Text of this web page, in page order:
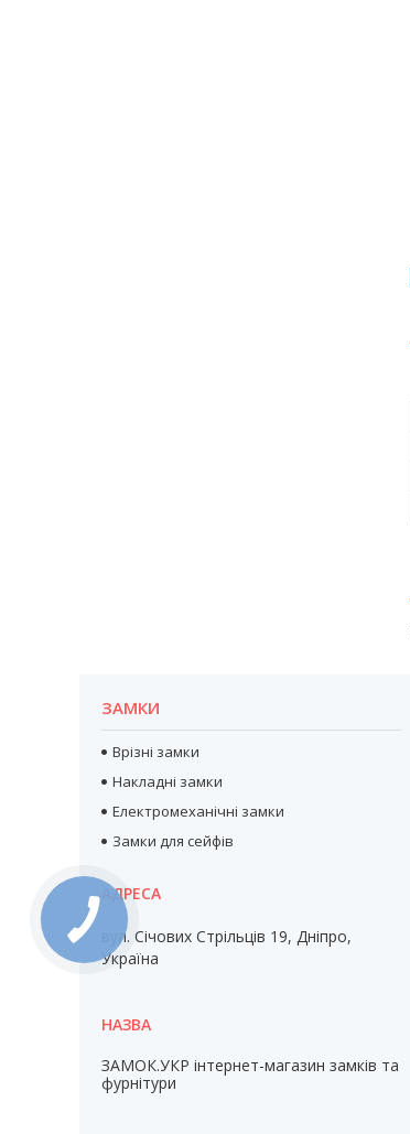
ЗАМКИ
Врізні замки
Накладні замки
Електромеханічні замки
Замки для сейфів
вул. Січових Стрільців 19, Дніпро,
Україна
ЗАМОК.УКР інтернет-магазин замків та
фурнітури